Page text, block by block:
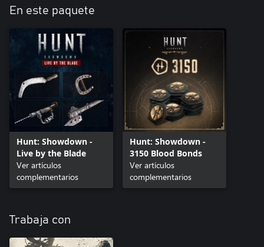
En este paquete
Hunt: Showdown -
Live by the Blade
Ver artículos
complementarios
Hunt: Showdown -
3150 Blood Bonds
Ver artículos
complementarios
Trabaja con